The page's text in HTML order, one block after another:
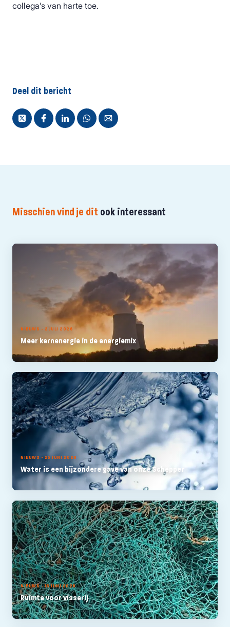
collega’s van harte toe.
Deel dit bericht
Misschien vind je dit ook interessant
NIEUWS - 2 JULI 2026
Meer kernenergie in de energiemix
NIEUWS - 25 JUNI 2026
Water is een bijzondere gave van onze Schepper
NIEUWS - 16 JUNI 2026
Ruimte voor visserij